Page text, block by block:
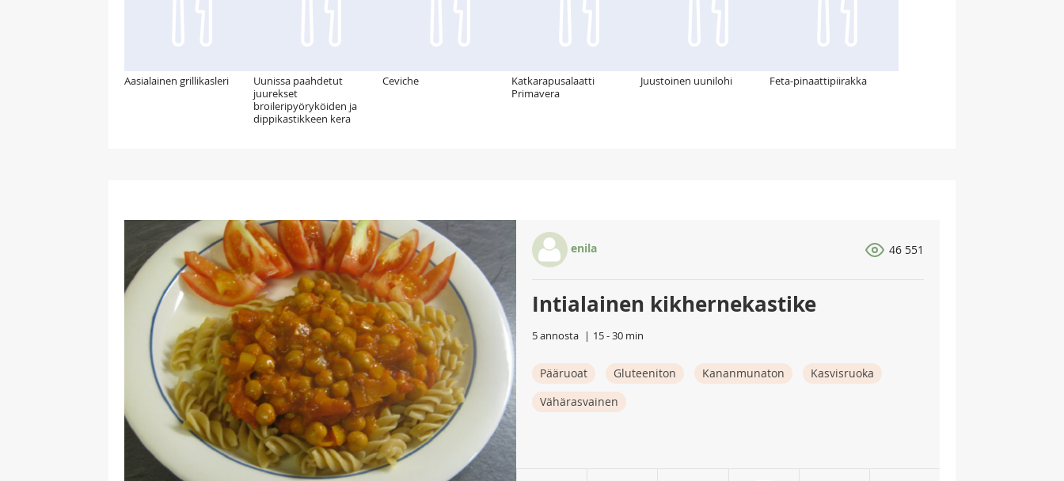
Aasialainen grillikasleri
Uunissa paahdetut
juurekset
broileripyöryköiden ja
dippikastikkeen kera
Ceviche
Katkarapusalaatti
Primavera
Juustoinen uunilohi Feta-pinaattipiirakka
enila 46 551
Intialainen kikhernekastike
5 annosta 15 - 30 min
Pääruoat Gluteeniton Kananmunaton
Kasvisruoka
Vähärasvainen